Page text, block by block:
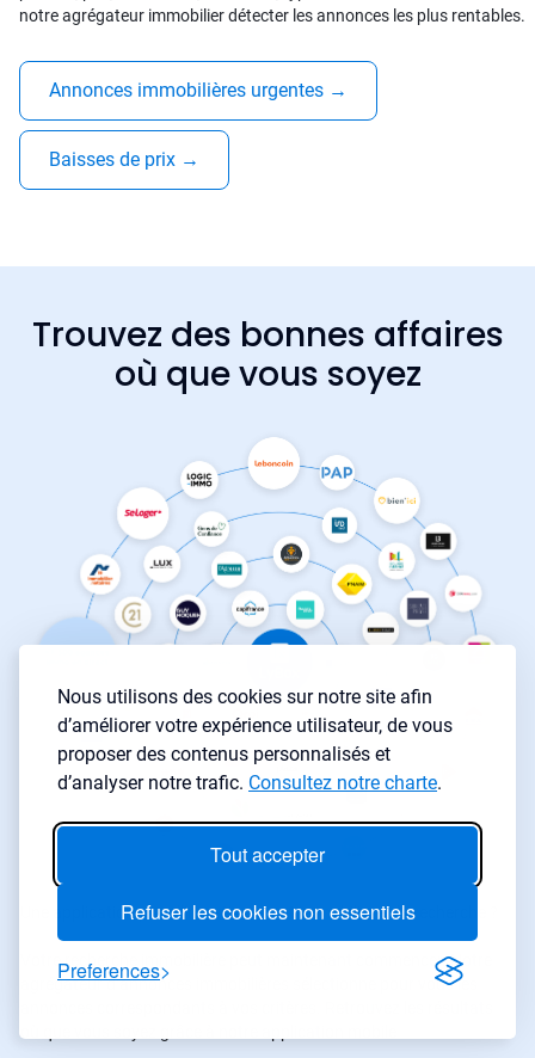
Nous utilisons des cookies sur notre site afin
d’améliorer votre expérience utilisateur, de vous
proposer des contenus personnalisés et
d’analyser notre trafic. Consultez notre charte.
Tout accepter
Refuser les cookies non essentiels
Preferences
notre agrégateur immobilier détecter les annonces les plus rentables.
Annonces immobilières urgentes →
Baisses de prix →
Trouvez des bonnes affaires
où que vous soyez
Une application pour l’investissement immobilier et la recherche ?
Votre recherche immobilière peut maintenant commencer. Notre
agrégateur d’annonces immobilières sélectionne pour vous les